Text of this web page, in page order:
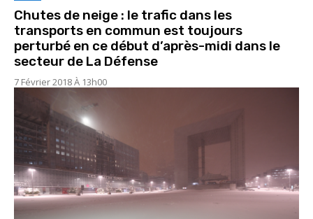
Chutes de neige : le trafic dans les
transports en commun est toujours
perturbé en ce début d’après-midi dans le
secteur de La Défense
7 Février 2018 À 13h00